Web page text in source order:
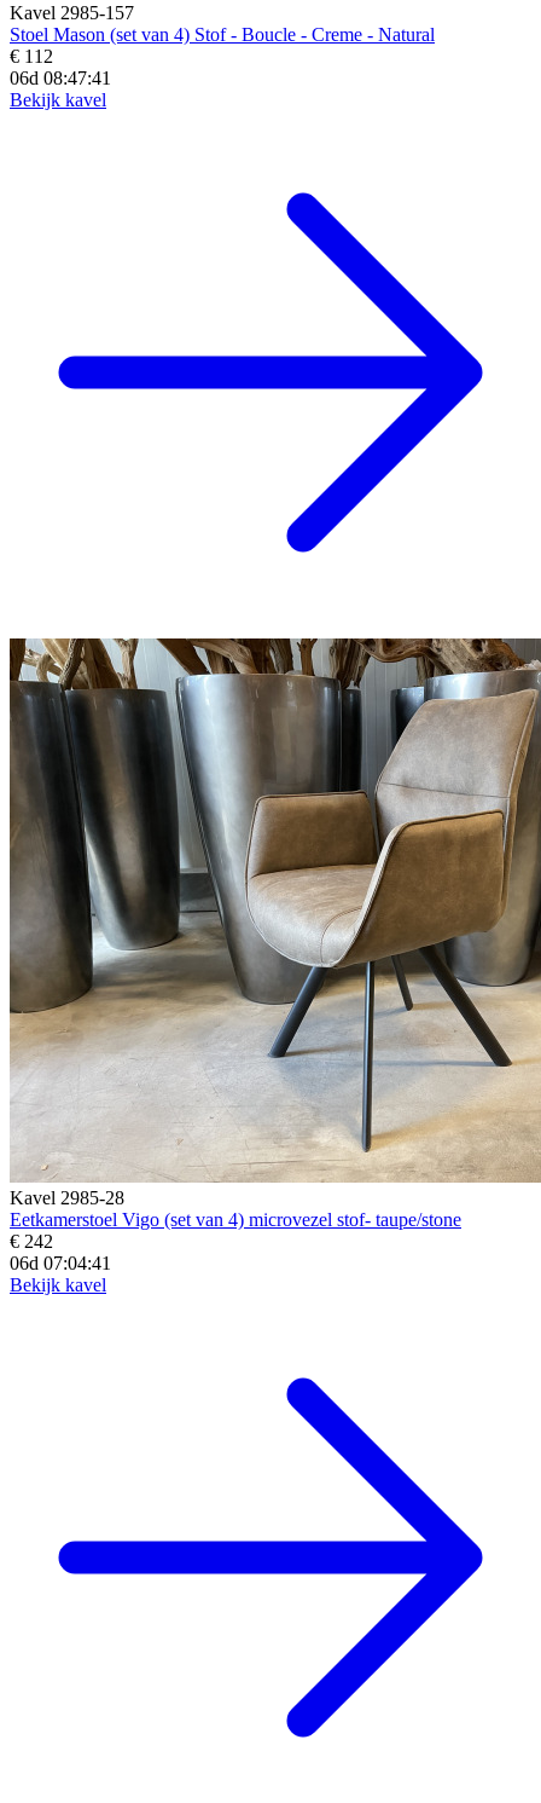
Kavel 2985-157
Stoel Mason (set van 4) Stof - Boucle - Creme - Natural
€ 112
06d 08:47:39
Bekijk kavel
Kavel 2985-28
Eetkamerstoel Vigo (set van 4) microvezel stof- taupe/stone
€ 242
06d 07:04:39
Bekijk kavel